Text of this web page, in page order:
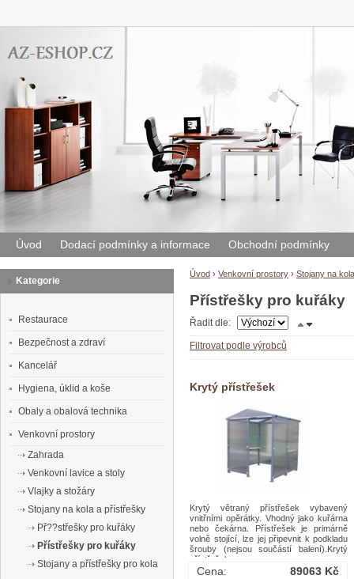
Úvod Dodací podmínky a informace Obchodní podmínky
Úvod › Venkovní prostory › Stojany na
Přístřešky pro kuřáky
Řadit dle:
Filtrovat podle výrobců
Krytý přístřešek
Krytý větraný přístřešek vybavený
vnitřními opěrátky. Vhodný jako kuřárna
nebo čekárna. Přístřešek je primárně
volně stojící, lze jej připevnit k podkladu
šrouby (nejsou součástí balení).Krytý
přístřešek
89063 Kč
Cena:
Kategorie
Restaurace
Bezpečnost a zdraví
Kancelář
Hygiena, úklid a koše
Obaly a obalová technika
Venkovní prostory
Zahrada
Venkovní lavice a stoly
Vlajky a stožáry
Stojany na kola a přístřešky
Př??střešky pro kuřáky
Přístřešky pro kuřáky
Stojany a přístřešky pro kola